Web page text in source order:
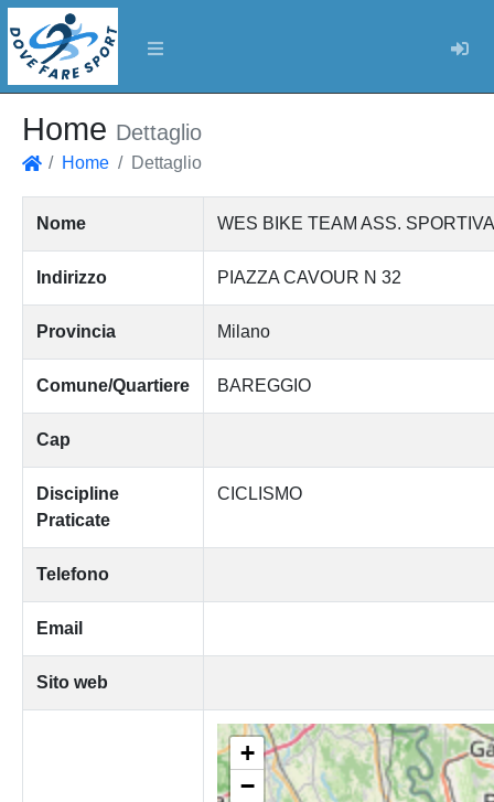
Home Dettaglio
Home Dettaglio
Nome WES BIKE TEAM ASS.
Indirizzo PIAZZA CAVOUR N 32
Provincia Milano
Comune/Quartiere BAREGGIO
Cap
Discipline
Praticate
CICLISMO
Telefono
Email
Sito web
+
−